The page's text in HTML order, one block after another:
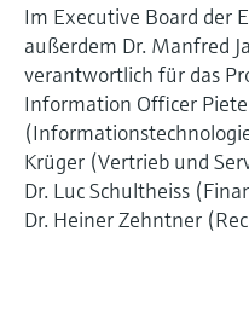
Im Executive Board der
außerdem Dr. Manfred
verantwortlich für das
Information Officer
Krüger (Vertrieb und
Dr. Luc Schultheiss
Dr. Heiner Zehntner